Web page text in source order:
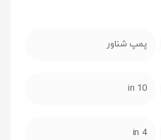
پمپ شناور
10 in
4 in